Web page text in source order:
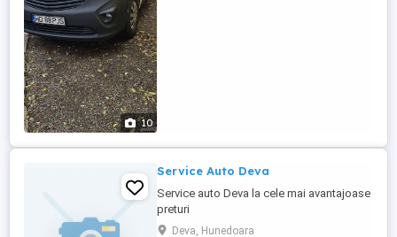
10
Service Auto Deva
Service auto Deva la cele mai avantajoase
preturi
Deva, Hunedoara